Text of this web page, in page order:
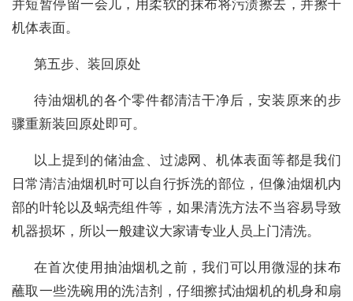
并短暂停留一会儿，用柔软的抹布将污渍擦去，并擦干
机体表面。
第五步、装回原处
待油烟机的各个零件都清洁干净后，安装原来的步
骤重新装回原处即可。
以上提到的储油盒、过滤网、机体表面等都是我们
日常清洁油烟机时可以自行拆洗的部位，但像油烟机内
部的叶轮以及蜗壳组件等，如果清洗方法不当容易导致
机器损坏，所以一般建议大家请专业人员上门清洗。
在首次使用抽油烟机之前，我们可以用微湿的抹布
蘸取一些洗碗用的洗洁剂，仔细擦拭油烟机的机身和扇